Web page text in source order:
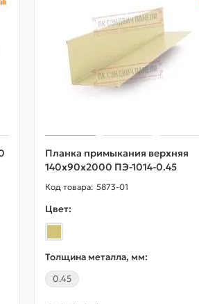
Планка примыкания верхняя
140х90х2000 ПЭ-1014-0.45
5873-01
Цвет:
Толщина металла, мм:
0.45